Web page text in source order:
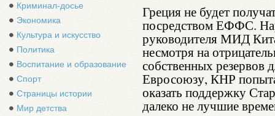
Криминал-досье
Экономика
Культура и искусство
Политика
Воспитание и образование
Спорт
Страницы истории
Мир детства
Греция не будет
посредством ЕФФС.
руководителя МИД
несмотря на
собственных резервов
Евросоюзу, КНР
оказать поддержку
далеко не лучшие